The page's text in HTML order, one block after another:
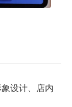
设计、店内